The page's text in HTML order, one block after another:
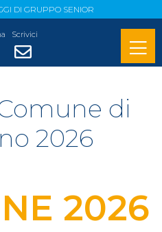
DI GRUPPO SENIOR
Scrivici
di
2026
2026